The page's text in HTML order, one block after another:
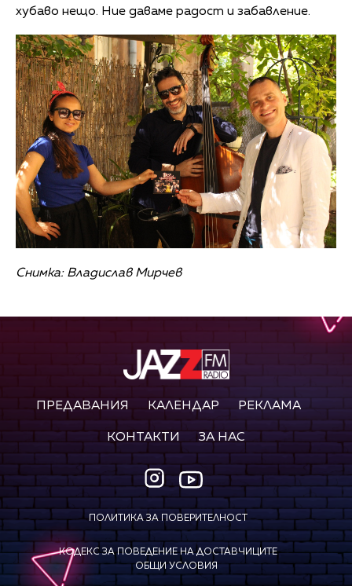
хубаво нещо. Ние даваме радост и забавление.
Снимка: Владислав Мирчев
ПРЕДАВАНИЯ КАЛЕНДАР РЕКЛАМА
КОНТАКТИ ЗА НАС
ПОЛИТИКА ЗА ПОВЕРИТЕЛНОСТ
КОДЕКС ЗА ПОВЕДЕНИЕ НА ДОСТАВЧИЦИТЕ
ОБЩИ УСЛОВИЯ